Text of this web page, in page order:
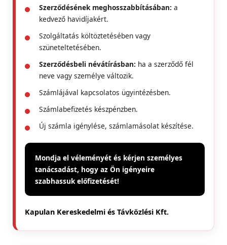
Szerződésének meghosszabbításában: a
kedvező havidíjakért.
Szolgáltatás költöztetésében vagy
szüneteltetésében.
Szerződésbeli névátírásban: ha a szerződő fél
neve vagy személye változik.
Számlájával kapcsolatos ügyintézésben.
Számlabefizetés készpénzben.
Új számla igénylése, számlamásolat készítése.
Mondja el véleményét és kérjen személyes
tanácsadást, hogy az Ön igényeire
szabhassuk előfizetését!
Kapulan Kereskedelmi és Távközlési Kft.